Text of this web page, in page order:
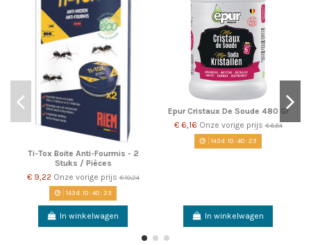
Ti-Tox Boite Anti-Fourmis - 2
Stuks / Pièces
€ 9,22 Onze vorige prijs€ 10,24
143d.10:40:22
In winkelwagen
Epur Cristaux De Soude 480 Gr
€ 6,16 Onze vorige prijs€ 6,84
143d.10:40:22
In winkelwagen